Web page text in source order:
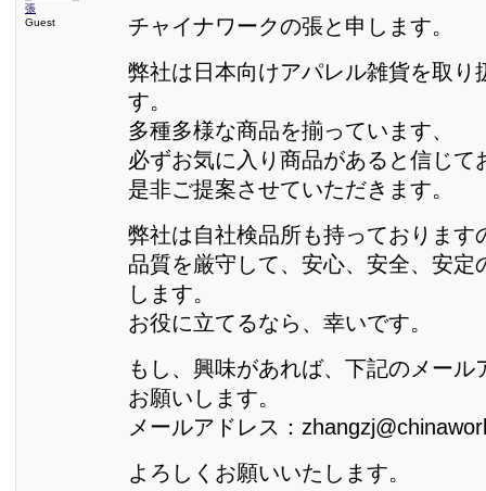
張
Guest
チャイナワークの張と申します。
弊社は日本向けアパレル雑貨を取り
す。
多種多様な商品を揃っています、
必ずお気に入り商品があると信じて
是非ご提案させていただきます。
弊社は自社検品所も持っております
品質を厳守して、安心、安全、安定
します。
お役に立てるなら、幸いです。
もし、興味があれば、下記のメール
お願いします。
メールアドレス：
よろしくお願いいたします。